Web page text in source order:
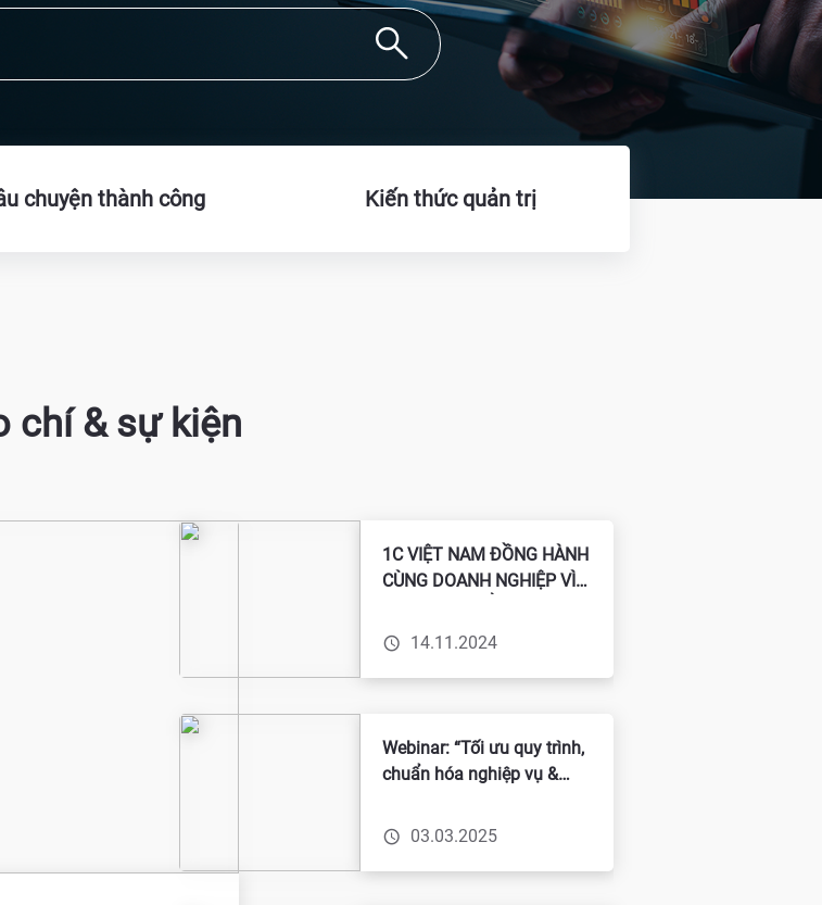
chuyện thành công Kiến thức quản trị
chí & sự kiện
1C VIỆT NAM ĐỒNG HÀNH
CÙNG DOANH NGHIỆP VÌ
VỮNG14.11.2024
Webinar: “Tối ưu quy trình,
chuẩn hóa nghiệp vụ &
pháp ERP”
03.03.2025